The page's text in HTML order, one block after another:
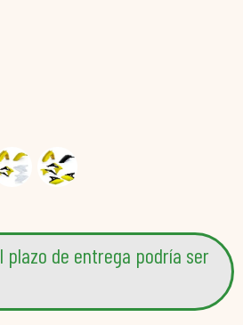
plazo de entrega podría ser